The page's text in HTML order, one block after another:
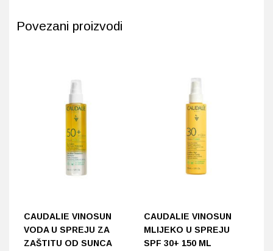
Povezani proizvodi
CAUDALIE VINOSUN
VODA U SPREJU ZA
ZAŠTITU OD SUNCA
CAUDALIE VINOSUN
MLIJEKO U SPREJU
SPF 30+ 150 ML